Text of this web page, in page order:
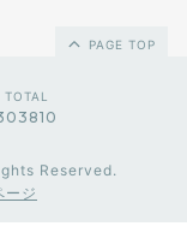
PAGE TOP
TOTAL
Reserved.
ージ